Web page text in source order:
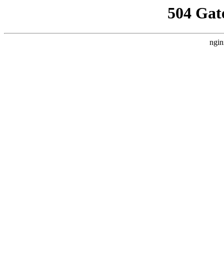
504